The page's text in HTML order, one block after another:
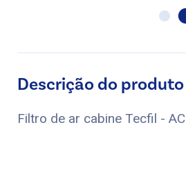
Descrição do produto
Filtro de ar cabine Tecfil -